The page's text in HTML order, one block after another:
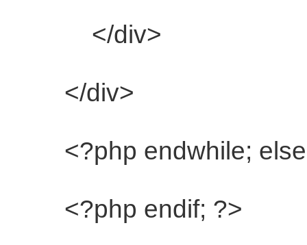
</div>
</div>
<?php endwhile; else
<?php endif; ?>